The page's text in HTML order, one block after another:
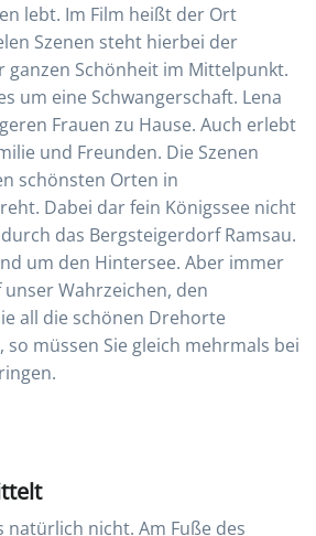
lebt. Im Film heißt der Ort
Szenen steht hierbei der
ganzen Schönheit im Mittelpunkt.
um eine Schwangerschaft. Lena
Frauen zu Hause. Auch erlebt
und Freunden. Die Szenen
schönsten Orten in
Dabei dar fein Königssee nicht
das Bergsteigerdorf Ramsau.
um den Hintersee. Aber immer
Wahrzeichen, den
all die schönen Drehorte
müssen Sie gleich mehrmals bei
natürlich nicht. Am Fuße des